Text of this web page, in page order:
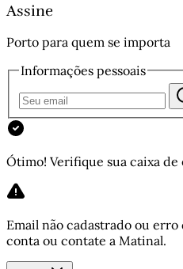
Assine
Porto para quem se importa
Informações pessoais
Ótimo! Verifique sua caixa
Email não cadastrado ou
conta ou contate a Matinal.